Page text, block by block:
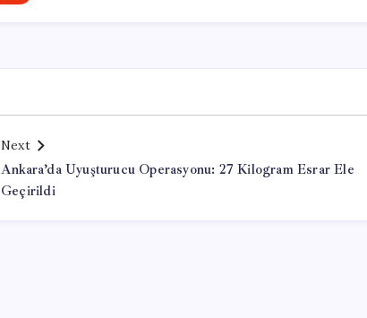
Next
Ankara’da Uyuşturucu Operasyonu: 27 Kilogram Esrar Ele
Geçirildi